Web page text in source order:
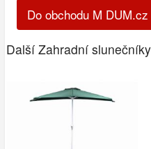
Do obchodu M DUM.cz
Další Zahradní slunečníky